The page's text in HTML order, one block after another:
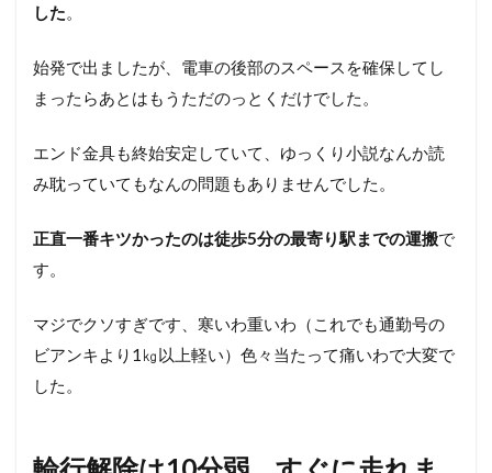
した。
始発で出ましたが、電車の後部のスペースを確保してし
まったらあとはもうただのっとくだけでした。
エンド金具も終始安定していて、ゆっくり小説なんか読
み耽っていてもなんの問題もありませんでした。
正直一番キツかったのは徒歩5分の最寄り駅までの運搬で
す。
マジでクソすぎです、寒いわ重いわ（これでも通勤号の
ビアンキより1㎏以上軽い）色々当たって痛いわで大変で
した。